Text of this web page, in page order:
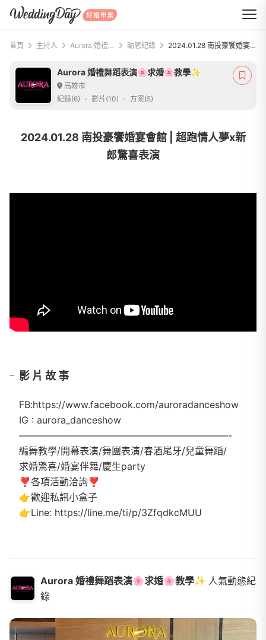
WeddingDay 好婚市集
首頁 主持人 Aurora 婚禮舞蹈表演🌸求婚🌸教學✨ 動態紀錄 2024.01.28 南投豪饗婚宴會館 | 超跑情人夢x新郎驚喜表演
Aurora 婚禮舞蹈表演🌸求婚🌸教學✨
高雄市
紀錄(6)
影片(10) 方案(5)
2024.01.28 南投豪饗婚宴會館 | 超跑情人夢x新
郎驚喜表演
影片故事
FB:https://www.facebook.com/auroradanceshow
IG : aurora_danceshow
——————————————————————-
編舞教學/開幕表演/舞團表演/春酒尾牙/兒童舞蹈/
求婚驚喜/婚宴伴舞/慶生party
❣️各項活動洽詢❣️
👉歡迎私訊小盒子
👉Line: https://line.me/ti/p/3ZfqdkcMUU
Aurora 婚禮舞蹈表演🌸求婚🌸教學✨ 人氣動態紀
錄